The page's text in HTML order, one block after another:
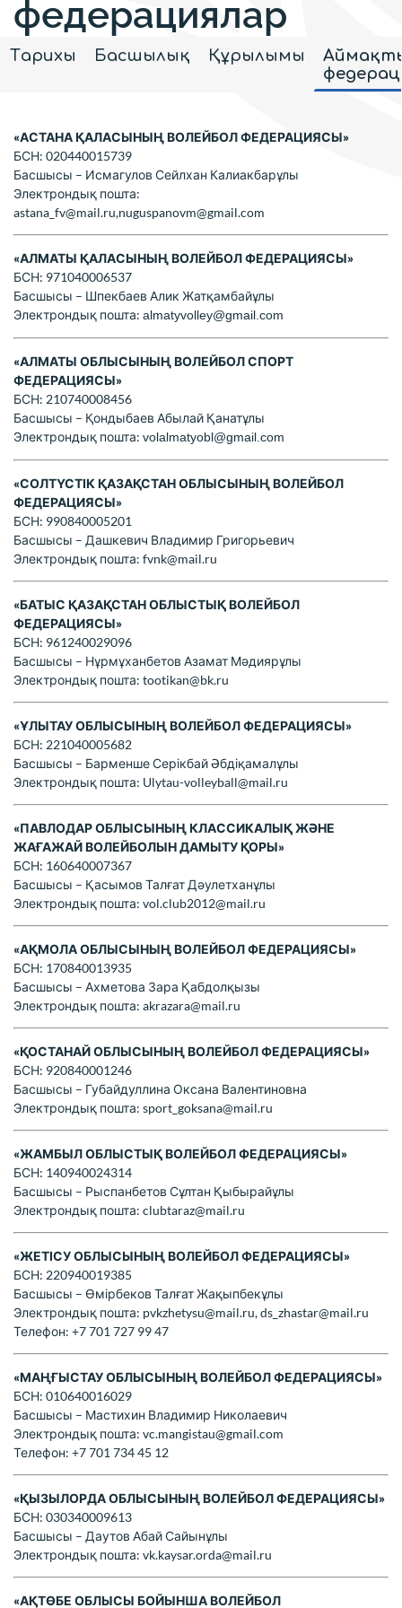
федерациялар
Тарихы Басшылық Құрылымы
«АСТАНА ҚАЛАСЫНЫҢ ВОЛЕЙБОЛ ФЕДЕРАЦИЯСЫ»
БСН: 020440015739
Басшысы – Исмагулов Сейлхан Калиакбарұлы
Электрондық пошта:
astana_fv@mail.ru,nuguspanovm@gmail.com
«АЛМАТЫ ҚАЛАСЫНЫҢ ВОЛЕЙБОЛ ФЕДЕРАЦИЯСЫ»
БСН: 971040006537
Басшысы – Шпекбаев Алик Жатқамбайұлы
Электрондық пошта: almatyvolley@gmail.com
«АЛМАТЫ ОБЛЫСЫНЫҢ ВОЛЕЙБОЛ СПОРТ
ФЕДЕРАЦИЯСЫ»
БСН: 210740008456
Басшысы – Қондыбаев Абылай Қанатұлы
Электрондық пошта: volalmatyobl@gmail.com
«СОЛТҮСТІК ҚАЗАҚСТАН ОБЛЫСЫНЫҢ ВОЛЕЙБОЛ
ФЕДЕРАЦИЯСЫ»
БСН: 990840005201
Басшысы – Дашкевич Владимир Григорьевич
Электрондық пошта: fvnk@mail.ru
«БАТЫС ҚАЗАҚСТАН ОБЛЫСТЫҚ ВОЛЕЙБОЛ
ФЕДЕРАЦИЯСЫ»
БСН: 961240029096
Басшысы – Нұрмұханбетов Азамат Мәдиярұлы
Электрондық пошта: tootikan@bk.ru
«ҰЛЫТАУ ОБЛЫСЫНЫҢ ВОЛЕЙБОЛ ФЕДЕРАЦИЯСЫ»
БСН: 221040005682
Басшысы – Барменше Серікбай Әбдіқамалұлы
Электрондық пошта: Ulytau-volleyball@mail.ru
«ПАВЛОДАР ОБЛЫСЫНЫҢ КЛАССИКАЛЫҚ ЖӘНЕ
ЖАҒАЖАЙ ВОЛЕЙБОЛЫН ДАМЫТУ ҚОРЫ»
БСН: 160640007367
Басшысы – Қасымов Талғат Дәулетханұлы
Электрондық пошта: vol.club2012@mail.ru
«АҚМОЛА ОБЛЫСЫНЫҢ ВОЛЕЙБОЛ ФЕДЕРАЦИЯСЫ»
БСН: 170840013935
Басшысы – Ахметова Зара Қабдолқызы
Электрондық пошта: akrazara@mail.ru
«ҚОСТАНАЙ ОБЛЫСЫНЫҢ ВОЛЕЙБОЛ ФЕДЕРАЦИЯСЫ»
БСН: 920840001246
Басшысы – Губайдуллина Оксана Валентиновна
Электрондық пошта: sport_goksana@mail.ru
«ЖАМБЫЛ ОБЛЫСТЫҚ ВОЛЕЙБОЛ ФЕДЕРАЦИЯСЫ»
БСН: 140940024314
Басшысы – Рыспанбетов Сұлтан Қыбырайұлы
Электрондық пошта: clubtaraz@mail.ru
«ЖЕТІСУ ОБЛЫСЫНЫҢ ВОЛЕЙБОЛ ФЕДЕРАЦИЯСЫ»
БСН: 220940019385
Басшысы – Өмірбеков Талғат Жақыпбекұлы
Электрондық пошта: pvkzhetysu@mail.ru,ds_zhastar@mail.ru
Телефон: +7 701 727 99 47
«МАҢҒЫСТАУ ОБЛЫСЫНЫҢ ВОЛЕЙБОЛ ФЕДЕРАЦИЯСЫ»
БСН: 010640016029
Басшысы – Мастихин Владимир Николаевич
Электрондық пошта: vc.mangistau@gmail.com
Телефон: +7 701 734 45 12
«ҚЫЗЫЛОРДА ОБЛЫСЫНЫҢ ВОЛЕЙБОЛ ФЕДЕРАЦИЯСЫ»
БСН: 030340009613
Басшысы – Даутов Абай Сайынұлы
Электрондық пошта: vk.kaysar.orda@mail.ru
«АҚТӨБЕ ОБЛЫСЫ БОЙЫНША ВОЛЕЙБОЛ